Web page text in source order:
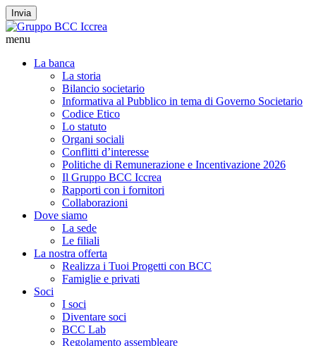
Invia
menu
La banca
La storia
Bilancio societario
Informativa al Pubblico in tema di Governo Societario
Codice Etico
Lo statuto
Organi sociali
Conflitti d’interesse
Politiche di Remunerazione e Incentivazione 2026
Il Gruppo BCC Iccrea
Rapporti con i fornitori
Collaborazioni
Dove siamo
La sede
Le filiali
La nostra offerta
Realizza i Tuoi Progetti con BCC
Famiglie e privati
Soci
I soci
Diventare soci
BCC Lab
Regolamento assembleare